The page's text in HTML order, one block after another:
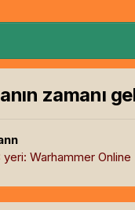
zamanı
yeri: Warhammer Online